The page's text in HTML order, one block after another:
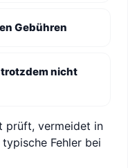
Gebühren
trotzdem nicht
prüft, vermeidet in
Fehler bei